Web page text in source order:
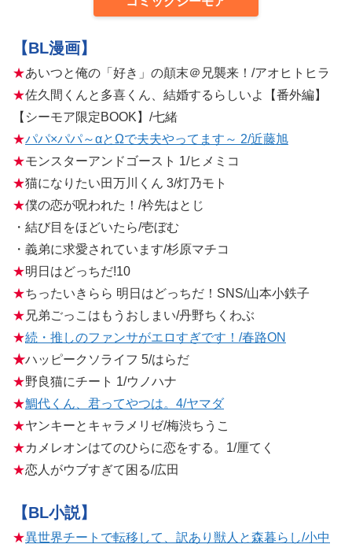
【BL漫画】
★あいつと俺の「好き」の顛末＠兄襲来！/アオヒトヒラ
★佐久間くんと多喜くん、結婚するらしいよ【番外編】
【シーモア限定BOOK】/七緒
★パパ×パパ～αとΩで夫夫やってます～ 2/近藤旭
★モンスターアンドゴースト 1/ヒメミコ
★猫になりたい田万川くん 3/灯乃モト
★僕の恋が呪われた！/衿先はとじ
・結び目をほどいたら/壱ぼむ
・義弟に求愛されています/杉原マチコ
★明日はどっちだ!10
★ちったいきらら 明日はどっちだ！SNS/山本小鉄子
★ 兄弟ごっこはもうおしまい/丹野ちくわぶ
★続・推しのファンサがエロすぎです！/春路ON
★ハッピークソライフ 5/はらだ
★野良猫にチート 1/ウノハナ
★鯛代くん、君ってやつは。4/ヤマダ
★ヤンキーとキャラメリゼ/梅渋ちうこ
★カメレオンはてのひらに恋をする。1/厘てく
★恋人がウブすぎて困る/広田
【BL小説】
★異世界チートで転移して、訳あり獣人と森暮らし/小中